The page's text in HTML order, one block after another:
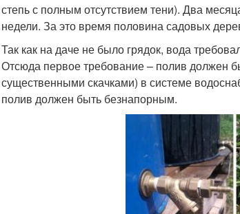
степь с полным отсутствием тени). Два
недели. За это время половина садовых
Так как на даче не было грядок, вода
Отсюда первое требование – полив должен
существенными скачками) в системе
полив должен быть безнапорным.